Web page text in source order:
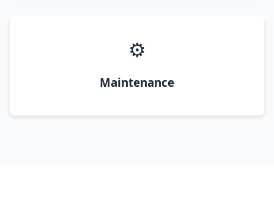
⚙️
Maintenance